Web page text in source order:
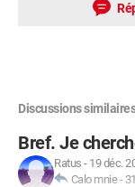
Discussions similaires
Bref. Je
Ratus - 19 déc.
Calo mnie-